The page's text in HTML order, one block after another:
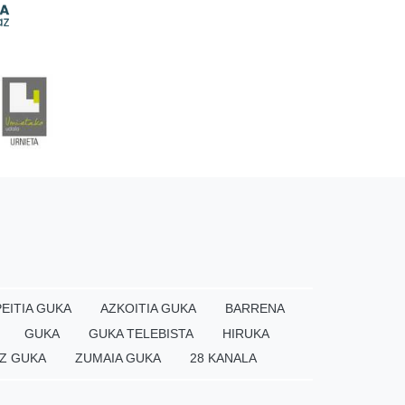
GUKA AZKOITIA GUKA
BARRENA
GUKA GUKA TELEBISTA
HIRUKA
GUKA ZUMAIA GUKA 28 KANALA